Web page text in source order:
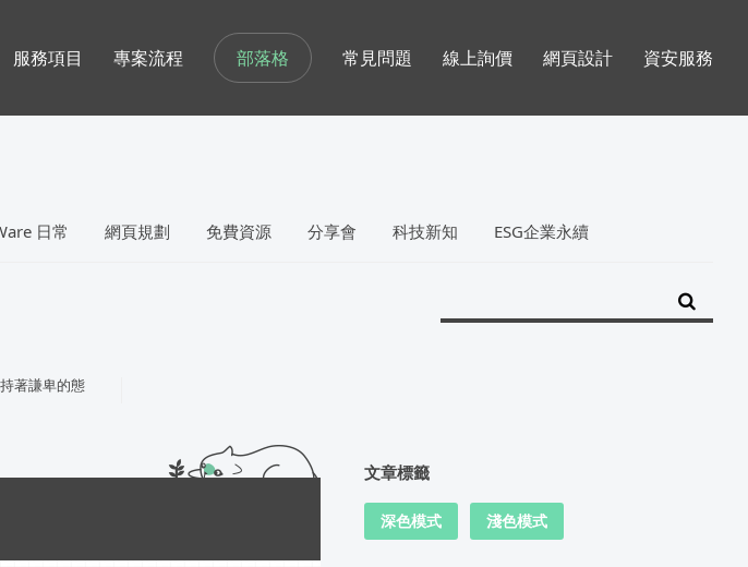
部落格
日常 網頁規劃 免費資源 分享會 科技新知 ESG企業永續
著謙卑的態
文章標籤
深色模式 淺色模式